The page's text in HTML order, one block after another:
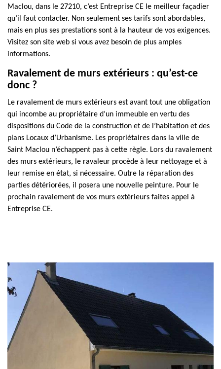
Maclou, dans le 27210, c’est Entreprise CE le meilleur façadier
qu’il faut contacter. Non seulement ses tarifs sont abordables,
mais en plus ses prestations sont à la hauteur de vos exigences.
Visitez son site web si vous avez besoin de plus amples
informations.
Ravalement de murs extérieurs : qu’est-ce
donc ?
Le ravalement de murs extérieurs est avant tout une obligation
qui incombe au propriétaire d’un immeuble en vertu des
dispositions du Code de la construction et de l’habitation et des
plans Locaux d’Urbanisme. Les propriétaires dans la ville de
Saint Maclou n’échappent pas à cette règle. Lors du ravalement
des murs extérieurs, le ravaleur procède à leur nettoyage et à
leur remise en état, si nécessaire. Outre la réparation des
parties détériorées, il posera une nouvelle peinture. Pour le
prochain ravalement de vos murs extérieurs faites appel à
Entreprise CE.